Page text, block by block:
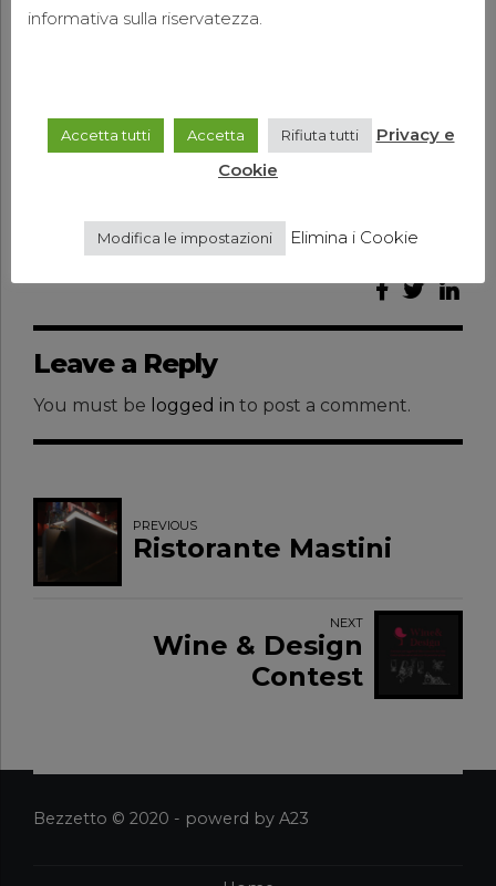
Leave a Reply
You must be logged in to post a comment.
PREVIOUS
Ristorante Mastini
NEXT
Wine & Design
Contest
Bezzetto © 2020 - powerd by A23
informativa sulla riservatezza.
Accetta tutti Accetta Rifiuta tutti
Privacy e
Cookie
Modifica le impostazioni Elimina i Cookie